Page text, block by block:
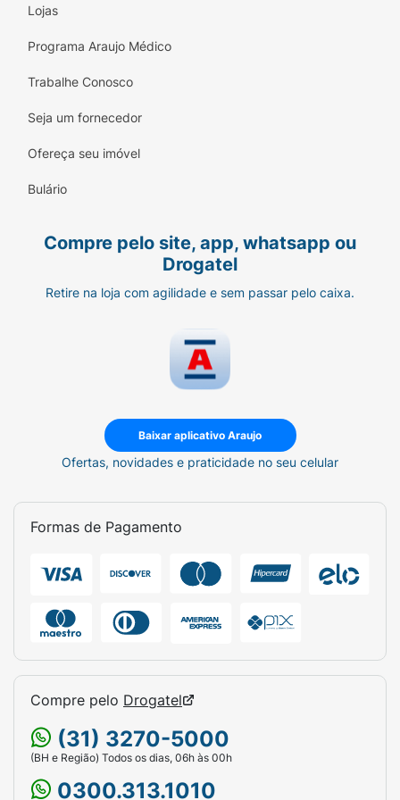
Lojas
Programa Araujo Médico
Trabalhe Conosco
Seja um fornecedor
Ofereça seu imóvel
Bulário
Compre pelo site, app, whatsapp ou
Drogatel
Retire na loja com agilidade e sem passar pelo caixa.
Baixar aplicativo Araujo
Ofertas, novidades e praticidade no seu celular
Formas de Pagamento
Compre pelo Drogatel
(31) 3270-5000
(BH e Região) Todos os dias, 06h às 00h
0300.313.1010